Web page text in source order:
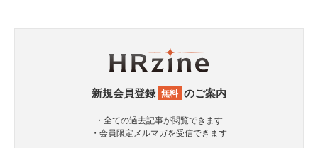
新規会員登録 無料 のご案内
・全ての過去記事が閲覧できます
・会員限定メルマガを受信できます